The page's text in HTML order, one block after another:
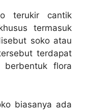
terukir cantik
termasuk
soko atau
terdapat
berbentuk flora
biasanya ada